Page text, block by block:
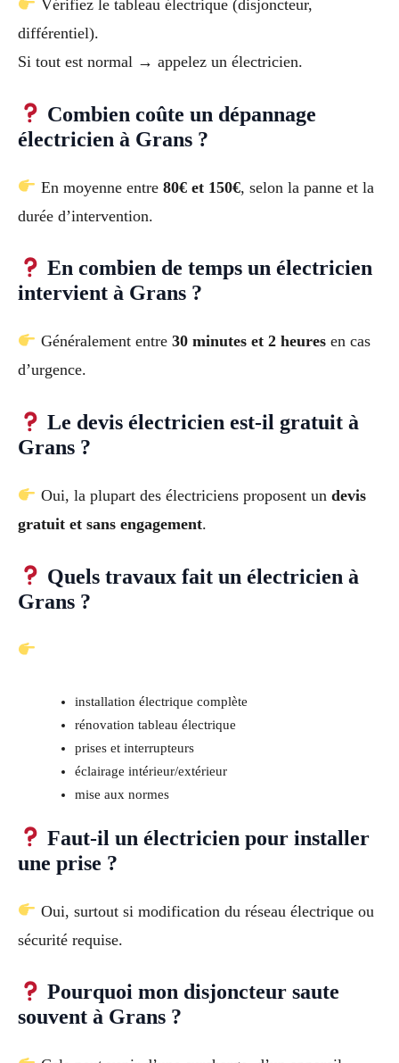
Vérifiez le tableau électrique (disjoncteur,
différentiel).
Si tout est normal → appelez un électricien.
Combien coûte un dépannage
électricien à Grans ?
En moyenne entre 80€ et 150€, selon la panne et la
durée d’intervention.
En combien de temps un électricien
intervient à Grans ?
Généralement entre 30 minutes et 2 heuresen cas
d’urgence.
Le devis électricien est-il gratuit à
Grans ?
Oui, la plupart des électriciens proposent un devis
gratuit et sans engagement.
Quels travaux fait un électricien à
Grans ?
installation électrique complète
rénovation tableau électrique
prises et interrupteurs
éclairage intérieur/extérieur
mise aux normes
Faut-il un électricien pour installer
une prise ?
Oui, surtout si modification du réseau électrique ou
sécurité requise.
Pourquoi mon disjoncteur saute
souvent à Grans ?